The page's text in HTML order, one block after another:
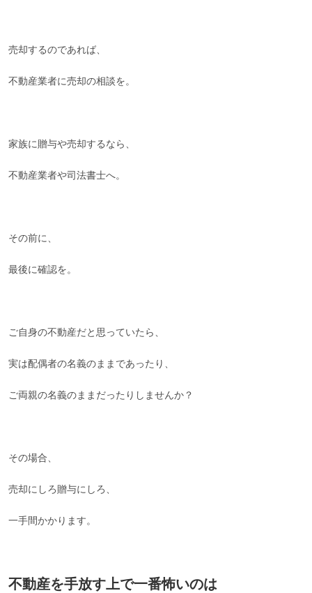
売却するのであれば、
不動産業者に売却の相談を。
家族に贈与や売却するなら、
不動産業者や司法書士へ。
その前に、
最後に確認を。
ご自身の不動産だと思っていたら、
実は配偶者の名義のままであったり、
ご両親の名義のままだったりしませんか？
その場合、
売却にしろ贈与にしろ、
一手間かかります。
不動産を手放す上で一番怖いのは